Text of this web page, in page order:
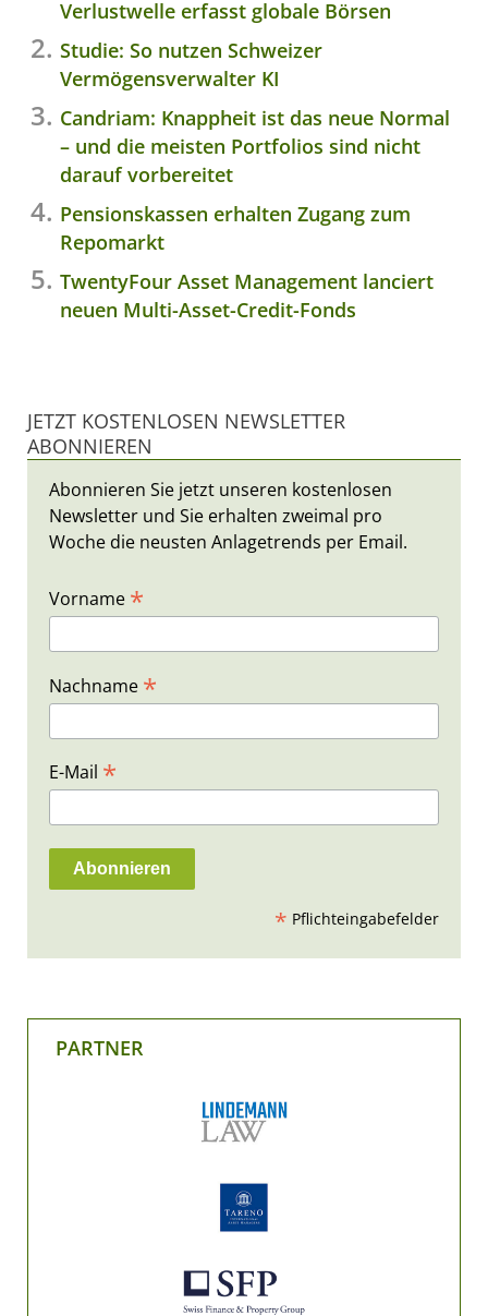
Verlustwelle erfasst globale Börsen
Studie: So nutzen Schweizer
Vermögensverwalter KI
Candriam: Knappheit ist das neue Normal
– und die meisten Portfolios sind nicht
darauf vorbereitet
Pensionskassen erhalten Zugang zum
Repomarkt
TwentyFour Asset Management lanciert
neuen Multi-Asset-Credit-Fonds
JETZT KOSTENLOSEN NEWSLETTER
ABONNIEREN
Abonnieren Sie jetzt unseren kostenlosen
Newsletter und Sie erhalten zweimal pro
Woche die neusten Anlagetrends per Email.
Vorname *
Nachname *
E-Mail *
* Pflichteingabefelder
PARTNER